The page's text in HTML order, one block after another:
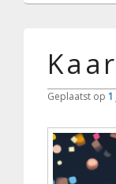
Geplaatst op 1